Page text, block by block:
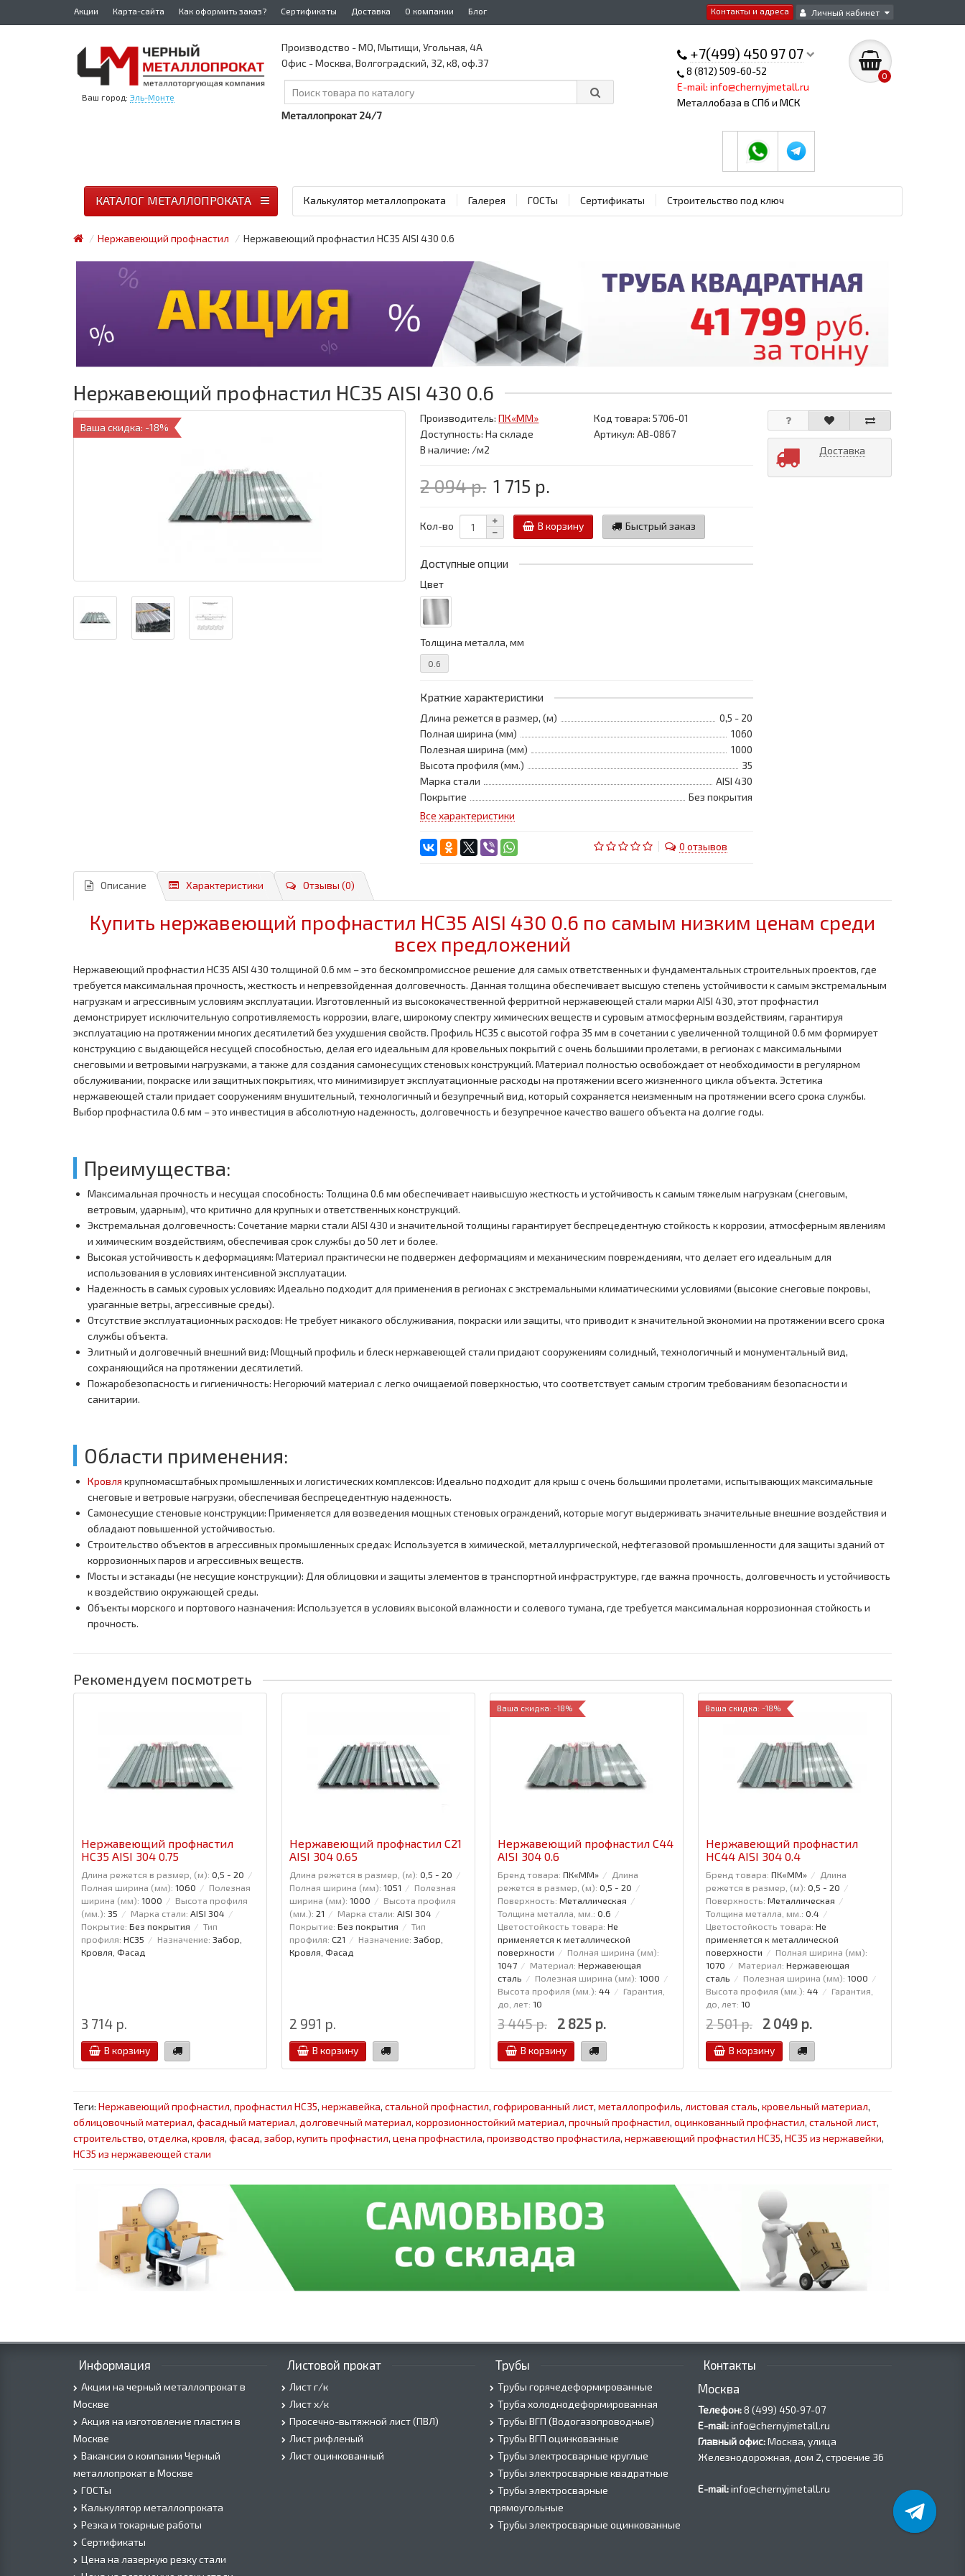
Контакты и адреса Личный кабинет
Акции Карта-сайта Как оформить заказ? Сертификаты Доставка О компании Блог
Ваш город: Эль-Монте
+7(499) 450 97 07
8 (812) 509-60-52
E-mail: info@chernyjmetall.ru
Металлобаза в СПб и МСК
0
Производство - МО, Мытищи, Угольная, 4А
Офис - Москва, Волгоградский, 32, к8, оф.37
Металлопрокат 24/7
Калькулятор металлопроката Галерея ГОСТы Сертификаты Строительство под ключ
КАТАЛОГ МЕТАЛЛОПРОКАТА
Нержавеющий профнастил Нержавеющий профнастил НС35 AISI 430 0.6
Нержавеющий профнастил НС35 AISI 430 0.6
Ваша скидка: -18%
Производитель:ПК«ММ» Код товара: 5706-01
Доступность: На складе
Артикул: АВ-0867
В наличие: /м2
2 094 р. 1 715 р.
Кол-во В корзину Быстрый заказ
Доступные опции
Цвет
Толщина металла, мм
0.6
Краткие характеристики
Длина режется в размер, (м)
0,5 - 20
Полная ширина (мм)
1060
Полезная ширина (мм)
1000
Высота профиля (мм.)
35
Марка стали
AISI 430
Покрытие
Без покрытия
Все характеристики
0 отзывов
Доставка
Описание Характеристики Отзывы (0)
Купить нержавеющий профнастил НС35 AISI 430 0.6 по самым низким ценам среди
всех предложений
Нержавеющий профнастил НС35 AISI 430 толщиной 0.6 мм – это бескомпромиссное решение для самых ответственных и фундаментальных строительных проектов, где
требуется максимальная прочность, жесткость и непревзойденная долговечность. Данная толщина обеспечивает высшую степень устойчивости к самым экстремальным
нагрузкам и агрессивным условиям эксплуатации. Изготовленный из высококачественной ферритной нержавеющей стали марки AISI 430, этот профнастил
демонстрирует исключительную сопротивляемость коррозии, влаге, широкому спектру химических веществ и суровым атмосферным воздействиям, гарантируя
эксплуатацию на протяжении многих десятилетий без ухудшения свойств. Профиль НС35 с высотой гофра 35 мм в сочетании с увеличенной толщиной 0.6 мм формирует
конструкцию с выдающейся несущей способностью, делая его идеальным для кровельных покрытий с очень большими пролетами, в регионах с максимальными
снеговыми и ветровыми нагрузками, а также для создания самонесущих стеновых конструкций. Материал полностью освобождает от необходимости в регулярном
обслуживании, покраске или защитных покрытиях, что минимизирует эксплуатационные расходы на протяжении всего жизненного цикла объекта. Эстетика
нержавеющей стали придает сооружениям внушительный, технологичный и безупречный вид, который сохраняется неизменным на протяжении всего срока службы.
Выбор профнастила 0.6 мм – это инвестиция в абсолютную надежность, долговечность и безупречное качество вашего объекта на долгие годы.
Преимущества:
Максимальная прочность и несущая способность: Толщина 0.6 мм обеспечивает наивысшую жесткость и устойчивость к самым тяжелым нагрузкам (снеговым,
ветровым, ударным), что критично для крупных и ответственных конструкций.
Экстремальная долговечность: Сочетание марки стали AISI 430 и значительной толщины гарантирует беспрецедентную стойкость к коррозии, атмосферным явлениям
и химическим воздействиям, обеспечивая срок службы до 50 лет и более.
Высокая устойчивость к деформациям: Материал практически не подвержен деформациям и механическим повреждениям, что делает его идеальным для
использования в условиях интенсивной эксплуатации.
Надежность в самых суровых условиях: Идеально подходит для применения в регионах с экстремальными климатическими условиями (высокие снеговые покровы,
ураганные ветры, агрессивные среды).
Отсутствие эксплуатационных расходов: Не требует никакого обслуживания, покраски или защиты, что приводит к значительной экономии на протяжении всего срока
службы объекта.
Элитный и долговечный внешний вид: Мощный профиль и блеск нержавеющей стали придают сооружениям солидный, технологичный и монументальный вид,
сохраняющийся на протяжении десятилетий.
Пожаробезопасность и гигиеничность: Негорючий материал с легко очищаемой поверхностью, что соответствует самым строгим требованиям безопасности и
санитарии.
Области применения:
Кровля крупномасштабных промышленных и логистических комплексов: Идеально подходит для крыш с очень большими пролетами, испытывающих максимальные
снеговые и ветровые нагрузки, обеспечивая беспрецедентную надежность.
Самонесущие стеновые конструкции: Применяется для возведения мощных стеновых ограждений, которые могут выдерживать значительные внешние воздействия и
обладают повышенной устойчивостью.
Строительство объектов в агрессивных промышленных средах: Используется в химической, металлургической, нефтегазовой промышленности для защиты зданий от
коррозионных паров и агрессивных веществ.
Мосты и эстакады (не несущие конструкции): Для облицовки и защиты элементов в транспортной инфраструктуре, где важна прочность, долговечность и устойчивость
к воздействию окружающей среды.
Объекты морского и портового назначения: Используется в условиях высокой влажности и солевого тумана, где требуется максимальная коррозионная стойкость и
прочность.
Рекомендуем посмотреть
Нержавеющий профнастил
НС35 AISI 304 0.75
Длина режется в размер, (м): 0,5 - 20
Полная ширина (мм): 1060
Полезная
ширина (мм): 1000
Высота профиля
(мм.): 35 Марка стали: AISI 304
Покрытие: Без покрытия
Тип
профиля: НС35 Назначение: Забор,
Кровля, Фасад
3 714 р.
В корзину
Нержавеющий профнастил С21
AISI 304 0.65
Длина режется в размер, (м): 0,5 - 20
Полная ширина (мм): 1051
Полезная
ширина (мм): 1000
Высота профиля
(мм.): 21 Марка стали: AISI 304
Покрытие: Без покрытия
Тип
профиля: С21 Назначение: Забор,
Кровля, Фасад
2 991 р.
В корзину
Ваша скидка: -18%
Нержавеющий профнастил С44
AISI 304 0.6
Бренд товара: ПК«ММ»
Длина
режется в размер, (м): 0,5 - 20
Поверхность: Металлическая
Толщина металла, мм.: 0.6
Цветостойкость товара: Не
применяется к металлической
поверхности
Полная ширина (мм):
1047
Материал: Нержавеющая
сталь
Полезная ширина (мм): 1000
Высота профиля (мм.): 44
Гарантия,
до, лет: 10
3 445 р. 2 825 р.
В корзину
Ваша скидка: -18%
Нержавеющий профнастил
НС44 AISI 304 0.4
Бренд товара: ПК«ММ»
Длина
режется в размер, (м): 0,5 - 20
Поверхность: Металлическая
Толщина металла, мм.: 0.4
Цветостойкость товара: Не
применяется к металлической
поверхности
Полная ширина (мм):
1070
Материал: Нержавеющая
сталь
Полезная ширина (мм): 1000
Высота профиля (мм.): 44
Гарантия,
до, лет: 10
2 501 р. 2 049 р.
В корзину
Теги: Нержавеющий профнастил, профнастил НС35, нержавейка, стальной профнастил, гофрированный лист, металлопрофиль, листовая сталь, кровельный материал,
облицовочный материал, фасадный материал, долговечный материал, коррозионностойкий материал, прочный профнастил, оцинкованный профнастил, стальной лист,
строительство, отделка, кровля, фасад, забор, купить профнастил, цена профнастила, производство профнастила, нержавеющий профнастил НС35, НС35 из нержавейки,
НС35 из нержавеющей стали
Информация
Акции на черный металлопрокат в
Москве
Акция на изготовление пластин в
Москве
Вакансии о компании Черный
металлопрокат в Москве
ГОСТы
Калькулятор металлопроката
Резка и токарные работы
Сертификаты
Цена на лазерную резку стали
Листовой прокат
Лист г/к
Лист х/к
Просечно-вытяжной лист (ПВЛ)
Лист рифленый
Лист оцинкованный
Трубы
Трубы горячедеформированные
Труба холоднодеформированная
Трубы ВГП (Водогазопроводные)
Трубы ВГП оцинкованные
Трубы электросварные круглые
Трубы электросварные квадратные
Трубы электросварные
прямоугольные
Трубы электросварные оцинкованные
Контакты
Москва
Телефон:8 (499) 450‑97-07
E-mail:info@chernyjmetall.ru
Главный офис:Москва, улица
Железнодорожная, дом 2, строение 36
E-mail:info@chernyjmetall.ru